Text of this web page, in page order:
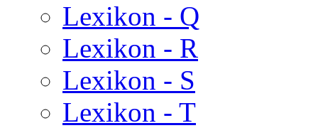
Lexikon - Q
Lexikon - R
Lexikon - S
Lexikon - T